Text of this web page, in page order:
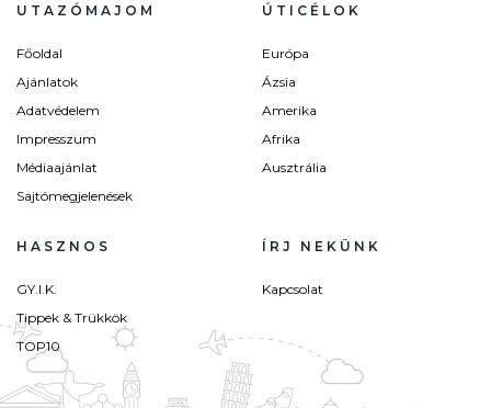
UTAZÓMAJOM
Főoldal
Ajánlatok
Adatvédelem
Impresszum
Médiaajánlat
Sajtómegjelenések
ÚTICÉLOK
Európa
Ázsia
Amerika
Afrika
Ausztrália
HASZNOS
GY.I.K.
Tippek & Trükkök
TOP10
ÍRJ NEKÜNK
Kapcsolat